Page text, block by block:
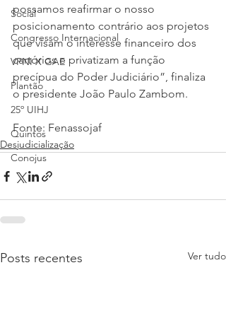
Social
Congresso Internacional
VPNI X GAE
Plantão
25º UIHJ
Quintos
Conojus
possamos reafirmar o nosso
posicionamento contrário aos projetos
que visam o interesse financeiro dos
cartórios e privatizam a função
precípua do Poder Judiciário”, finaliza
o presidente João Paulo Zambom.
Fonte: Fenassojaf
Desjudicialização
Posts recentes Ver tudo